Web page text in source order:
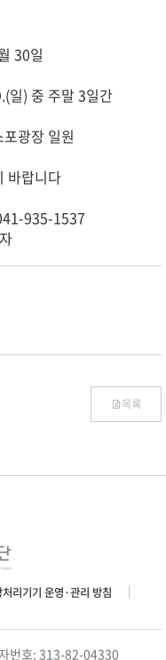
30일
) 중 주말 3일간
광장 일원
바랍니다
935-1537
목록
리기기 운영·관리 방침
번호: 313-82-04330